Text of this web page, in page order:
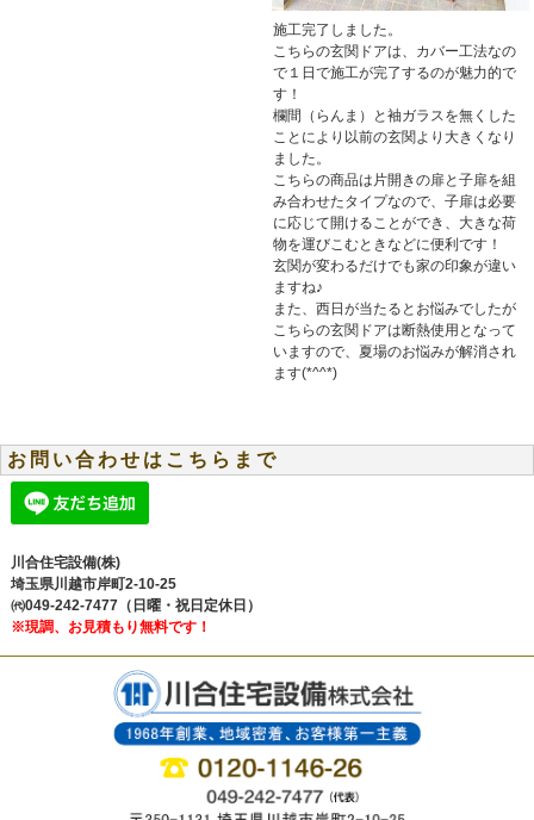
施工完了しました。
こちらの玄関ドアは、カバー工法なの
で１日で施工が完了するのが魅力的で
す！
欄間（らんま）と袖ガラスを無くした
ことにより以前の玄関より大きくなり
ました。
こちらの商品は片開きの扉と子扉を組
み合わせたタイプなので、子扉は必要
に応じて開けることができ、大きな荷
物を運びこむときなどに便利です！
玄関が変わるだけでも家の印象が違い
ますね♪
また、西日が当たるとお悩みでしたが
こちらの玄関ドアは断熱使用となって
いますので、夏場のお悩みが解消され
ます(*^^*)
お問い合わせはこちらまで
川合住宅設備(株)
埼玉県川越市岸町2-10-25
㈹049-242-7477（日曜・祝日定休日）
※現調、お見積もり無料です！